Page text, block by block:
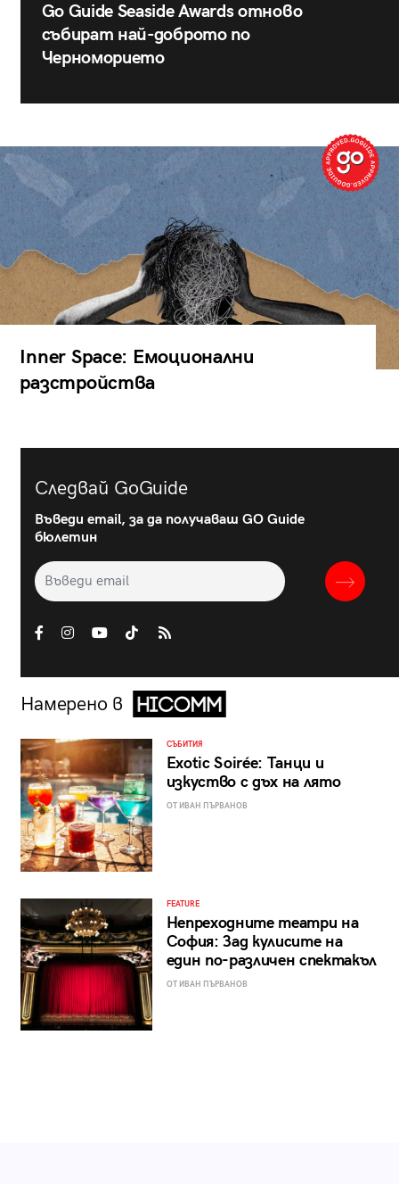
Go Guide Seaside Awards отново
събират най-доброто по
Черноморието
Inner Space: Емоционални
разстройства
Следвай GoGuide
Въведи email, за да получаваш GO Guide
бюлетин
Намерено в
СЪБИТИЯ
Exotic Soirée: Танци и
изкуство с дъх на лято
ОТ ИВАН ПЪРВАНОВ
FEATURE
Непреходните театри на
София: Зад кулисите на
един по-различен спектакъл
ОТ ИВАН ПЪРВАНОВ